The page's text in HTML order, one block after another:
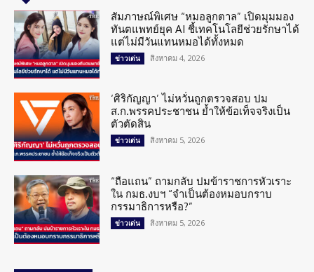
สัมภาษณ์พิเศษ “หมอลูกตาล” เปิดมุมมอง
ทันตแพทย์ยุค AI ชี้เทคโนโลยีช่วยรักษาได้
แต่ไม่มีวันแทนหมอได้ทั้งหมด
ข่าวเด่น สิงหาคม 4, 2026
‘ศิริกัญญา’ ไม่หวั่นถูกตรวจสอบ ปม
ส.ก.พรรคประชาชน ย้ำให้ข้อเท็จจริงเป็น
ตัวตัดสิน
ข่าวเด่น สิงหาคม 5, 2026
“ถือแถน” ถามกลับ ปมข้าราชการหัวเราะ
ใน กมธ.งบฯ “จำเป็นต้องหมอบกราบ
กรรมาธิการหรือ?”
ข่าวเด่น สิงหาคม 5, 2026